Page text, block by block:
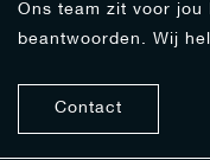
n
z
n
e
Ons team zit voor
beantwoorden. Wij
Contact